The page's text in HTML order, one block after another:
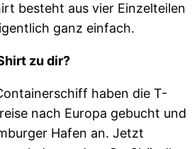
besteht aus vier Einzelteilen
ganz einfach.
zu dir?
haben die T-
nach Europa gebucht und
Hafen an. Jetzt